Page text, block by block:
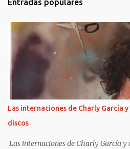
Entradas populares
Las internaciones de Charly García
discos
Las internaciones de Charly García y